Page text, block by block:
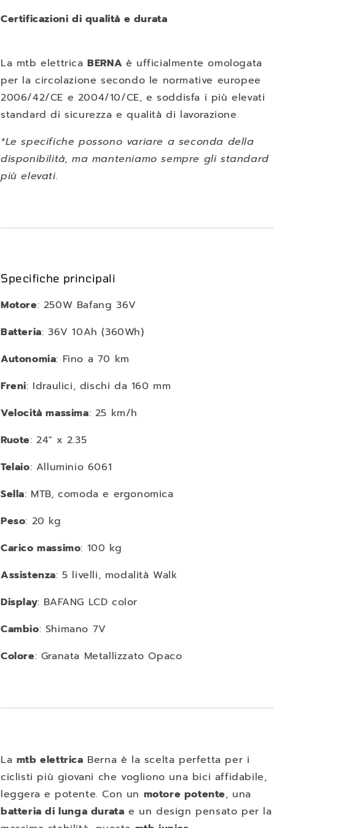
Certificazioni di qualità e durata
La mtb elettricaBERNA è ufficialmente omologata
per la circolazione secondo le normative europee
2006/42/CE e 2004/10/CE, e soddisfa i più elevati
standard di sicurezza e qualità di lavorazione.
*Le specifiche possono variare a seconda della
disponibilità, ma manteniamo sempre gli standard
più elevati.
Specifiche principali
Motore: 250W Bafang 36V
Batteria: 36V 10Ah (360Wh)
Autonomia: Fino a 70 km
Freni: Idraulici, dischi da 160 mm
Velocità massima: 25 km/h
Ruote: 24" x 2.35
Telaio: Alluminio 6061
Sella: MTB, comoda e ergonomica
Peso: 20 kg
Carico massimo: 100 kg
Assistenza: 5 livelli, modalità Walk
Display: BAFANG LCD color
Cambio: Shimano 7V
Colore: Granata Metallizzato Opaco
La mtb elettrica Berna è la scelta perfetta per i
ciclisti più giovani che vogliono una bici affidabile,
leggera e potente. Con un motore potente, una
batteria di lunga durata e un design pensato per la